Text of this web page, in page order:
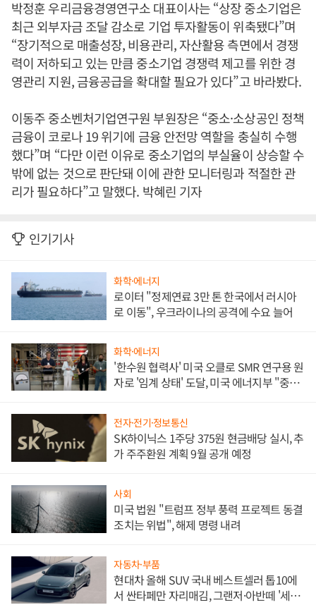
박정훈 우리금융경영연구소 대표이사는 “상장 중소기업은
최근 외부자금 조달 감소로 기업 투자활동이 위축됐다”며
“장기적으로 매출성장, 비용관리, 자산활용 측면에서 경쟁
력이 저하되고 있는 만큼 중소기업 경쟁력 제고를 위한 경
영관리 지원, 금융공급을 확대할 필요가 있다”고 바라봤다.
이동주 중소벤처기업연구원 부원장은 “중소·소상공인 정책
금융이 코로나 19 위기에 금융 안전망 역할을 충실히 수행
했다”며 “다만 이런 이유로 중소기업의 부실율이 상승할 수
밖에 없는 것으로 판단돼 이에 관한 모니터링과 적절한 관
리가 필요하다”고 말했다. 박혜린 기자
인기기사
화학·에너지
로이터 "정제연료 3만 톤 한국에서 러시아
로 이동", 우크라이나의 공격에 수요 늘어
화학·에너지
'한수원 협력사' 미국 오클로 SMR 연구용 원
자로 '임계 상태' 도달, 미국 에너지부 "중요
전자·전기·정보통신
SK하이닉스 1주당 375원 현금배당 실시, 추
가 주주환원 계획 9월 공개 예정
사회
미국 법원 "트럼프 정부 풍력 프로젝트 동결
조치는 위법", 해제 명령 내려
자동차·부품
현대차 올해 SUV 국내 베스트셀러 톱10에
서 싼타페만 자리매김, 그랜저·아반떼 '세단